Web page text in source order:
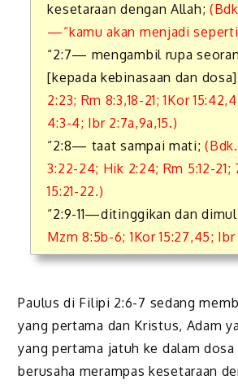
kesetaraan dengan Allah;
—“kamu akan menjadi seperti
“2:7— mengambil rupa
[kepada kebinasaan dan
2:23; Rm 8:3,18-21; 1Kor
4:3-4; Ibr 2:7a,9a,15.)
“2:8— taat sampai mati;
3:22-24; Hik 2:24; Rm 5:12-21;
15:21-22.)
“2:9-11—ditinggikan dan
Mzm 8:5b-6; 1Kor 15:27,45;
Paulus di Filipi 2:6-7 sedang
yang pertama dan Kristus, Adam
yang pertama jatuh ke dalam
berusaha merampas kesetaraan